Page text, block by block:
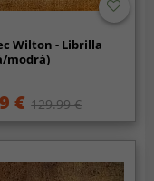
Wilton - Librilla
modrá)
€ 129.99 €